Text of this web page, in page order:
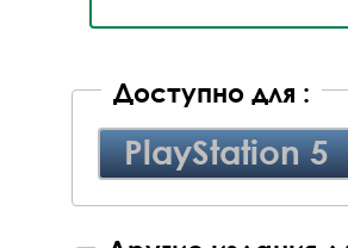
Доступно для :
PlayStation 5